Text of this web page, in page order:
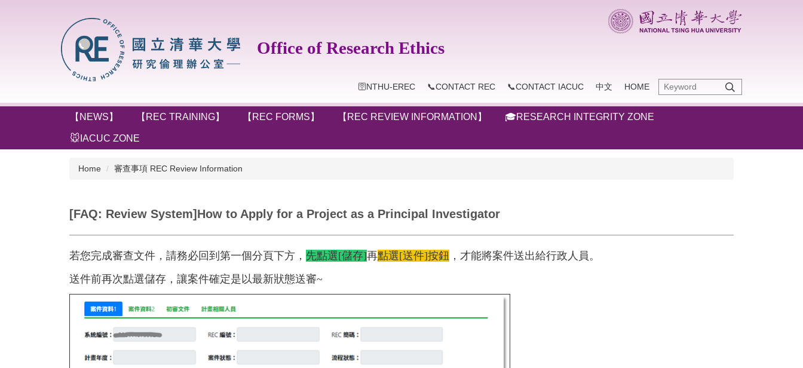
Office of Research Ethics
🛜NTHU-EREC 📞CONTACT REC 📞CONTACT IACUC 中文 HOME
【NEWS】 【REC TRAINING】 【REC FORMS】 【REC REVIEW INFORMATION】 🎓RESEARCH INTEGRITY ZONE
🐭IACUC ZONE
Home 審查事項 REC Review Information
[FAQ: Review System]How to Apply for a Project as a Principal Investigator
若您完成審查文件，請務必回到第一個分頁下方， 先點選[儲存]再點選[送件]按鈕 ，才能將案件送出給行政人員。
送件前再次點選儲存，讓案件確定是以最新狀態送審~